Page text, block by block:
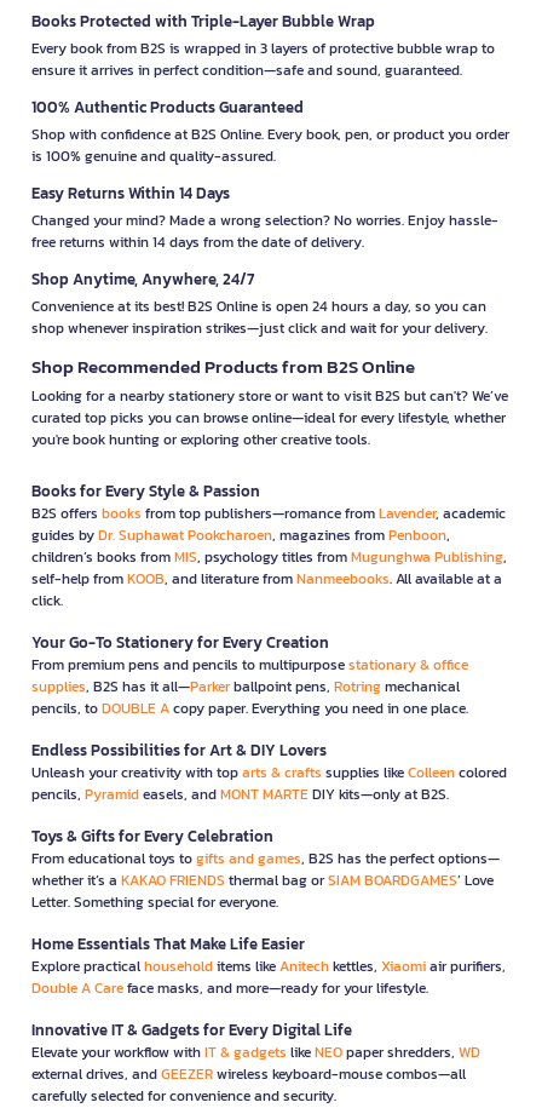
Books Protected with Triple-Layer Bubble Wrap
Every book from B2S is wrapped in 3 layers of protective bubble wrap to
ensure it arrives in perfect condition—safe and sound, guaranteed.
100% Authentic Products Guaranteed
Shop with confidence at B2S Online. Every book, pen, or product you order
is 100% genuine and quality-assured.
Easy Returns Within 14 Days
Changed your mind? Made a wrong selection? No worries. Enjoy hassle-
free returns within 14 days from the date of delivery.
Shop Anytime, Anywhere, 24/7
Convenience at its best! B2S Online is open 24 hours a day, so you can
shop whenever inspiration strikes—just click and wait for your delivery.
Shop Recommended Products from B2S Online
Looking for a nearby stationery store or want to visit B2S but can't? We’ve
curated top picks you can browse online—ideal for every lifestyle, whether
you're book hunting or exploring other creative tools.
Books for Every Style & Passion
B2S offers books from top publishers—romance fromLavender, academic
guides byDr. Suphawat Pookcharoen, magazines fromPenboon,
children’s books fromMIS, psychology titles fromMugunghwa Publishing,
self-help fromKOOB, and literature fromNanmeebooks. All available at a
click.
Your Go-To Stationery for Every Creation
From premium pens and pencils to multipurposestationary & office
supplies, B2S has it all—Parkerballpoint pens, Rotringmechanical
pencils, toDOUBLE Acopy paper. Everything you need in one place.
Endless Possibilities for Art & DIY Lovers
Unleash your creativity with toparts & crafts supplies likeColleencolored
pencils, Pyramideasels, andMONT MARTEDIY kits—only at B2S.
Toys & Gifts for Every Celebration
From educational toys togifts and games, B2S has the perfect options—
whether it’s a KAKAO FRIENDS thermal bag orSIAM BOARDGAMES’ Love
Letter. Something special for everyone.
Home Essentials That Make Life Easier
Explore practicalhouseholditems likeAnitechkettles, Xiaomiair purifiers,
Double A Careface masks, and more—ready for your lifestyle.
Innovative IT & Gadgets for Every Digital Life
Elevate your workflow withIT & gadgets likeNEOpaper shredders, WD
external drives, andGEEZERwireless keyboard-mouse combos—all
carefully selected for convenience and security.